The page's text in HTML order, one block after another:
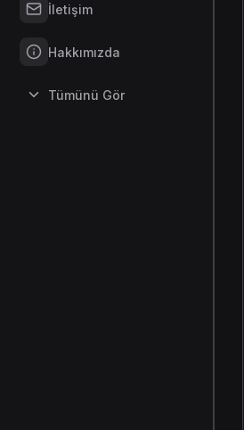
İletişim
Hakkımızda
Tümünü Gör